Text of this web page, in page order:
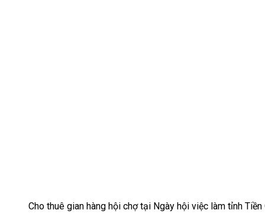
Cho thuê gian hàng hội chợ tại Ngày hội việc làm tỉnh Tiền